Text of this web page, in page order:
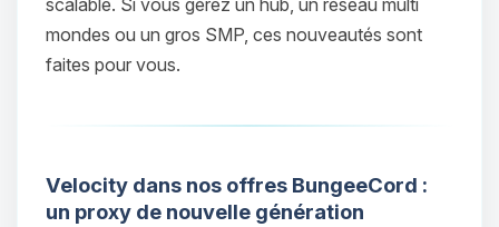
scalable. Si vous gérez un hub, un réseau multi
mondes ou un gros SMP, ces nouveautés sont
faites pour vous.
Velocity dans nos offres BungeeCord :
un proxy de nouvelle génération